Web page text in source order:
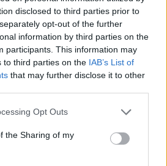
disclosed to third parties prior to
opt-out of the further
information by third parties on the
participants. This information may
to third parties on the IAB’s List of
that may further disclose it to other
app uses one or more Google
usage behaviour. You may click to
Google and its third-party tags to
specified purposes in below Google
Opt Outs
the Sharing of my